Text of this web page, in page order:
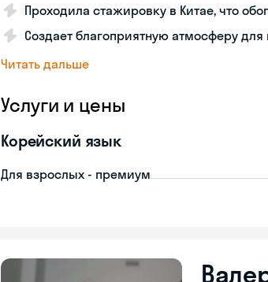
Проходила стажировку в Китае, что
Создает благоприятную атмосферу
Читать дальше
Услуги и цены
Корейский язык
Для взрослых - премиум